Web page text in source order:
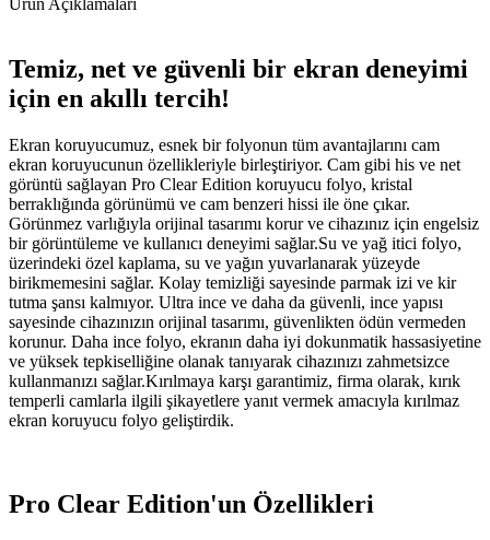
Temiz, net ve güvenli bir ekran deneyimi
için en akıllı tercih!
Ekran koruyucumuz, esnek bir folyonun tüm avantajlarını cam
ekran koruyucunun özellikleriyle birleştiriyor. Cam gibi his ve net
görüntü sağlayan Pro Clear Edition koruyucu folyo, kristal
berraklığında görünümü ve cam benzeri hissi ile öne çıkar.
Görünmez varlığıyla orijinal tasarımı korur ve cihazınız için engelsiz
bir görüntüleme ve kullanıcı deneyimi sağlar.Su ve yağ itici folyo,
üzerindeki özel kaplama, su ve yağın yuvarlanarak yüzeyde
birikmemesini sağlar. Kolay temizliği sayesinde parmak izi ve kir
tutma şansı kalmıyor. Ultra ince ve daha da güvenli, ince yapısı
sayesinde cihazınızın orijinal tasarımı, güvenlikten ödün vermeden
korunur. Daha ince folyo, ekranın daha iyi dokunmatik hassasiyetine
ve yüksek tepkiselliğine olanak tanıyarak cihazınızı zahmetsizce
kullanmanızı sağlar.Kırılmaya karşı garantimiz, firma olarak, kırık
temperli camlarla ilgili şikayetlere yanıt vermek amacıyla kırılmaz
ekran koruyucu folyo geliştirdik.
Pro Clear Edition'un Özellikleri